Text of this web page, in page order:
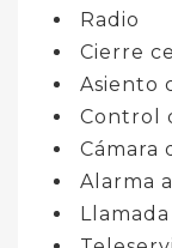
Radio
Cierre
Asiento
Control
Cámara
Alarma